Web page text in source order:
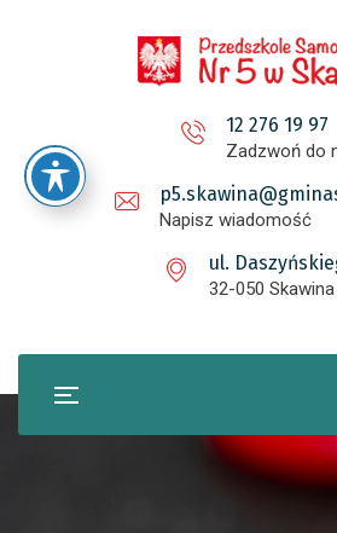
12 276 19 97
Zadzwoń do
Napisz wiadomość
ul.
32-050 Skawina